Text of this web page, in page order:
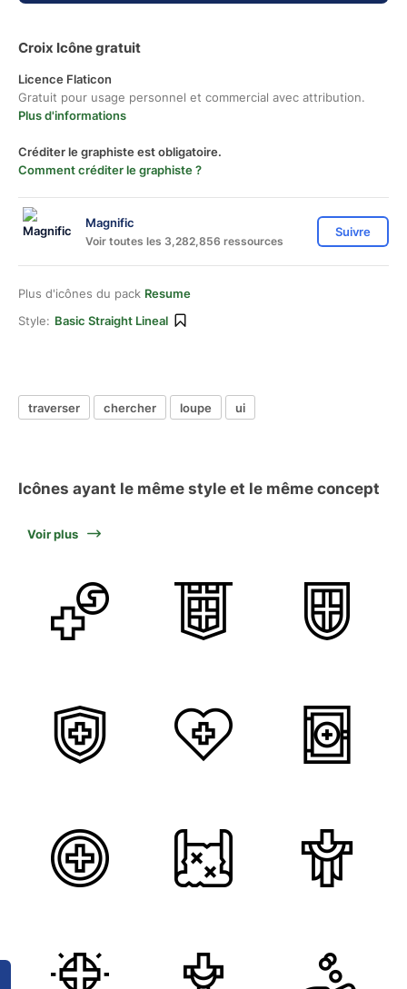
Croix Icône gratuit
Licence Flaticon
Gratuit pour usage personnel et commercial avec attribution.
Plus d'informations
Créditer le graphiste est obligatoire.
Comment créditer le graphiste ?
Magnific
Voir toutes les 3,282,856 ressources
Suivre
Plus d'icônes du pack Resume
Style: Basic Straight Lineal
traverser chercher loupe ui
Icônes ayant le même style et le même concept
Voir plus